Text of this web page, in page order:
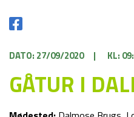
DATO: 27/09/2020 | KL:
GÅTUR I